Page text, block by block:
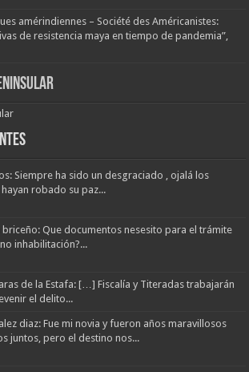
amérindiennes – Société des Américanistes:
de resistencia maya en tiempo de pandemia”,
Siempre ha sido un desgraciado , ojalá los
hayan robado su paz...
briceño: Que documentos nesesito para el trámite
inhabilitación?...
de la Estafa: […] Fiscalía y Titeradas trabajarán
el delito...
diaz: Fue mi novia y fueron años maravillosos
juntos, pero el destino nos...